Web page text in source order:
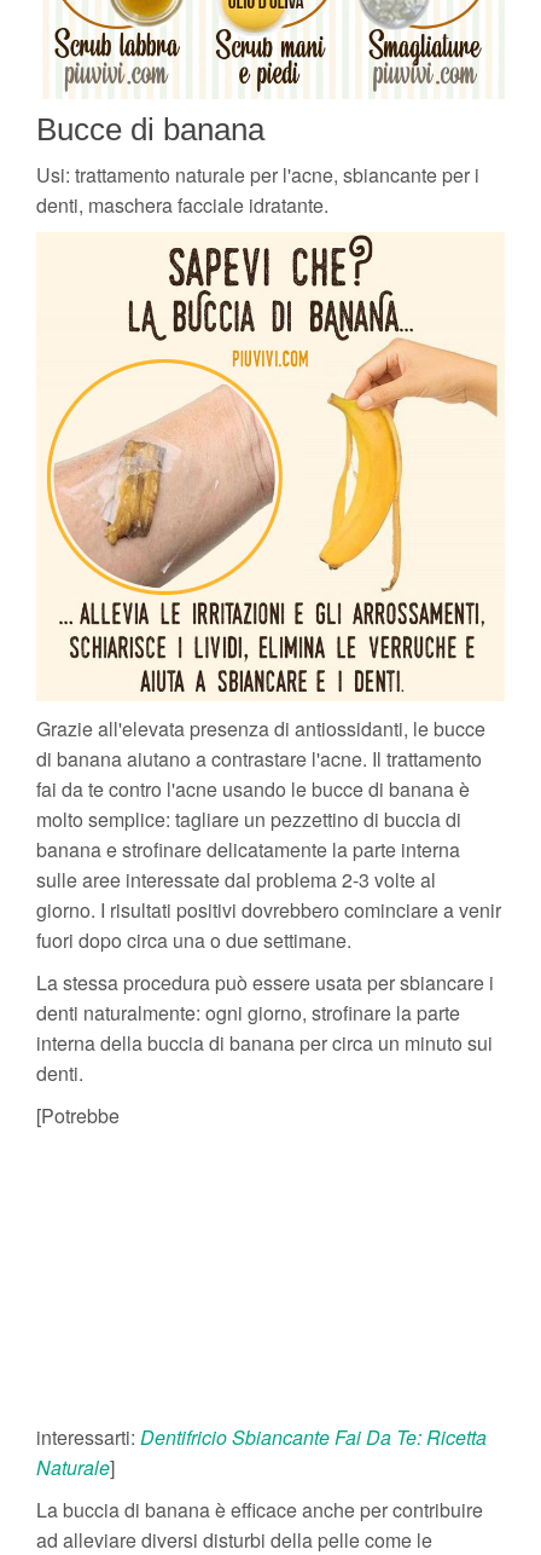
Bucce di banana
Usi: trattamento naturale per l'acne, sbiancante per i
denti, maschera facciale idratante.
Grazie all'elevata presenza di antiossidanti, le bucce
di banana aiutano a contrastare l'acne. Il trattamento
fai da te contro l'acne usando le bucce di banana è
molto semplice: tagliare un pezzettino di buccia di
banana e strofinare delicatamente la parte interna
sulle aree interessate dal problema 2-3 volte al
giorno. I risultati positivi dovrebbero cominciare a venir
fuori dopo circa una o due settimane.
La stessa procedura può essere usata per sbiancare i
denti naturalmente: ogni giorno, strofinare la parte
interna della buccia di banana per circa un minuto sui
denti.
[Potrebbe
interessarti: Dentifricio Sbiancante Fai Da Te: Ricetta
Naturale]
La buccia di banana è efficace anche per contribuire
ad alleviare diversi disturbi della pelle come le